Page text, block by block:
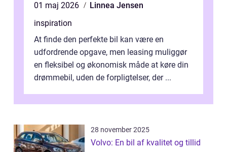
01 maj 2026
Linnea Jensen
inspiration
At finde den perfekte bil kan være en
udfordrende opgave, men leasing muliggør
en fleksibel og økonomisk måde at køre din
drømmebil, uden de forpligtelser, der ...
28 november 2025
Volvo: En bil af kvalitet og tillid